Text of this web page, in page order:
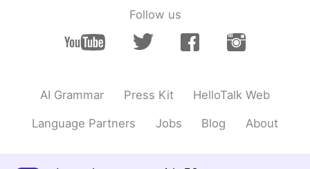
い🤣🤣🤣🤣
JP
行くんだ😂😂その設定面白い‼️🤣🤣🤣🤣🌳
Follow us
AI Grammar Press Kit HelloTalk Web
Language Partners Jobs Blog About